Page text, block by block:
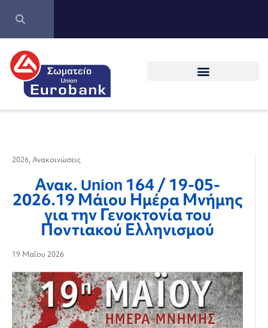
2026, Ανακοινώσεις
Ανακ. Union 164 / 19-05-
2026.19 Μάιου Ημέρα Μνήμης
για την Γενοκτονία του
Ποντιακού Ελληνισμού
19 Μαΐου 2026